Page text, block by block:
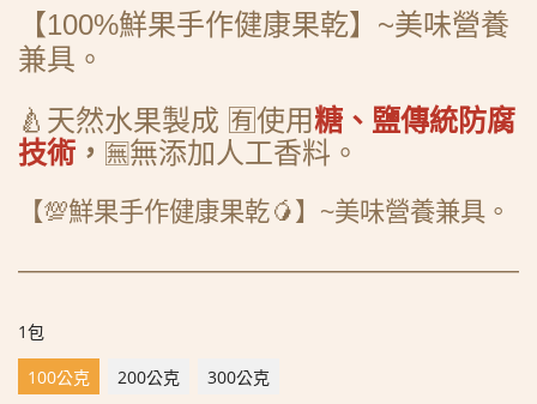
【100%鮮果手作健康果乾】 ~美味營養
兼具。
🍐天然水果製成 🈶使用糖、 鹽傳統防腐
技術 ， 🈚無添加人工香料。
【💯鮮果手作健康果乾🥭】 ~美味營養兼具。
1包
100公克
200公克 300公克